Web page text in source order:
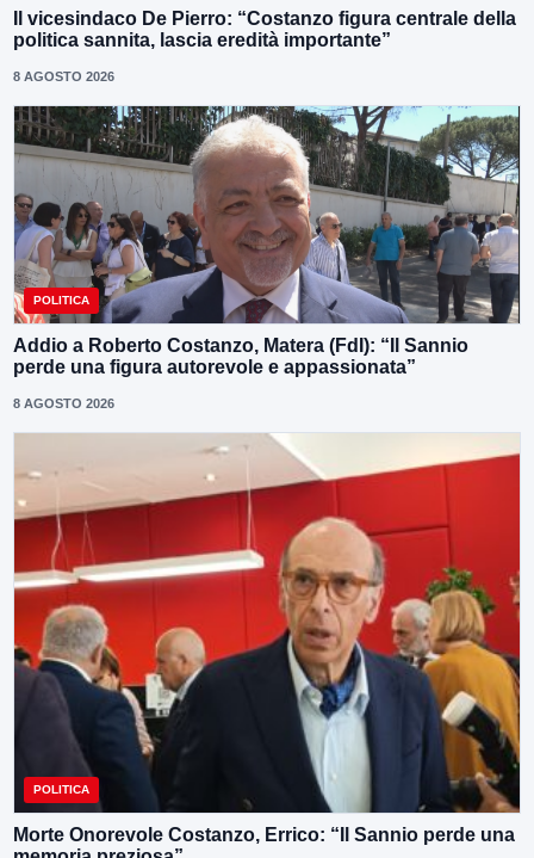
Il vicesindaco De Pierro: “Costanzo figura centrale della
politica sannita, lascia eredità importante”
8 AGOSTO 2026
POLITICA
Addio a Roberto Costanzo, Matera (FdI): “Il Sannio
perde una figura autorevole e appassionata”
8 AGOSTO 2026
POLITICA
Morte Onorevole Costanzo, Errico: “Il Sannio perde una